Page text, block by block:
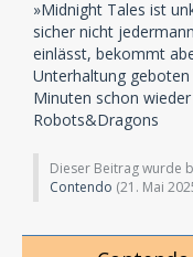
»Midnight Tales ist
sicher nicht
einlässt, bekommt
Unterhaltung
Minuten schon
Robots&Dragons
Dieser Beitrag wurde
Contendo (21. Mai